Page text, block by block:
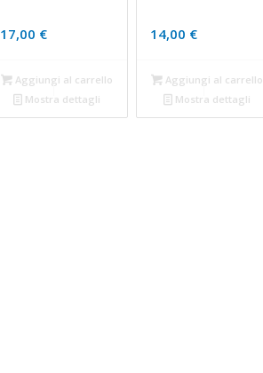
17,00 €
Aggiungi al carrello
Mostra dettagli
14,00 €
Aggiungi al carrello
Mostra dettagli